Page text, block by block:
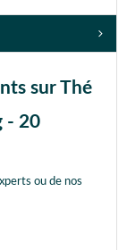
sur Thé
- 20
ou de nos